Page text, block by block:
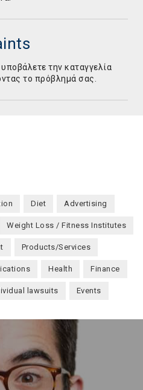
την καταγγελία
το πρόβλημά σας.
Diet Advertising
Weight Loss / Fitness Institutes
Products/Services
Health Finance
lawsuits Events